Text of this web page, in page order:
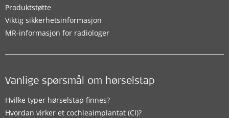
Produktstøtte
Viktig sikkerhetsinformasjon
MR-informasjon for radiologer
Vanlige spørsmål om hørselstap
Hvilke typer hørselstap finnes?
Hvordan virker et cochleaimplantat (CI)?